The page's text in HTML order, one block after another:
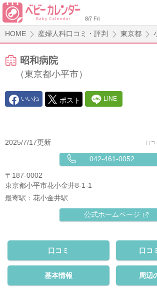
8/7 Fri
HOME 産婦人科口コミ・評判 東京都
昭和病院
（東京都小平市）
いいね ポスト LINE
2025/7/17更新 口コ
042-461-0052
〒187-0002
東京都小平市花小金井8-1-1
最寄駅： 花小金井駅
公式ホームページ
口コミ 口コ
基本情報 周辺